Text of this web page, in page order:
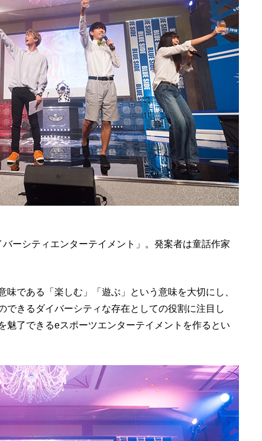
ーシティエンターテイメント」。発案者は童話作家
である「楽しむ」「遊ぶ」という意味を大切にし、
できるダイバーシティな存在としての役割に注目し
魅了できるeスポーツエンターテイメントを作るとい